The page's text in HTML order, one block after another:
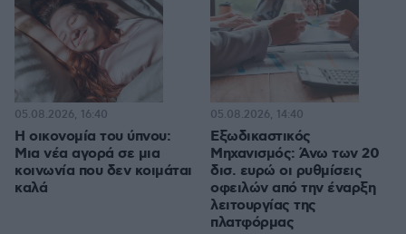
Η οικονομία του ύπνου:
Μια νέα αγορά σε μια
κοινωνία που δεν κοιμάται
καλά
05.08.2026, 16:40
Εξωδικαστικός
Μηχανισμός: Άνω των 20
δισ. ευρώ οι ρυθμίσεις
οφειλών από την έναρξη
λειτουργίας της
πλατφόρμας
05.08.2026, 14:40